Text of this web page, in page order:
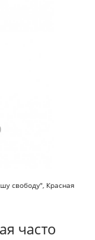
свободу", Красная
часто